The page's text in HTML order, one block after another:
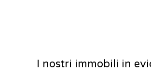
I nostri immobili in